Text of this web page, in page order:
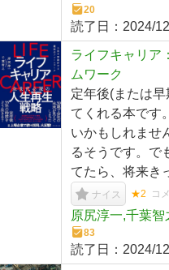
20
読了日： 2024/
ライフキャリア
ムワーク
定年後(または
てくれる本です
いかもしれませ
るそうです。で
てたら、将来き
ナイス ★2 コ
原尻淳一,千葉智
83
読了日： 2024/